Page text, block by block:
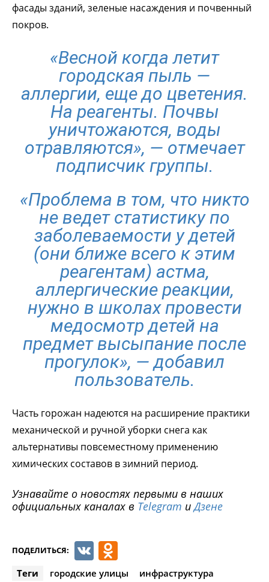
фасады зданий, зеленые насаждения и почвенный
покров.
«Весной когда летит
городская пыль —
аллергии, еще до цветения.
На реагенты. Почвы
уничтожаются, воды
отравляются», — отмечает
подписчик группы.
«Проблема в том, что никто
не ведет статистику по
заболеваемости у детей
(они ближе всего к этим
реагентам) астма,
аллергические реакции,
нужно в школах провести
медосмотр детей на
предмет высыпание после
прогулок», — добавил
пользователь.
Часть горожан надеются на расширение практики
механической и ручной уборки снега как
альтернативы повсеместному применению
химических составов в зимний период.
Узнавайте о новостях первыми в наших
официальных каналах в Telegram иДзене
ПОДЕЛИТЬСЯ: VK
Теги городские улицы
инфраструктура